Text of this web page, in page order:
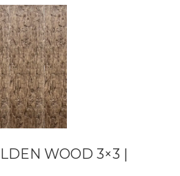
WOOD 3×3 |